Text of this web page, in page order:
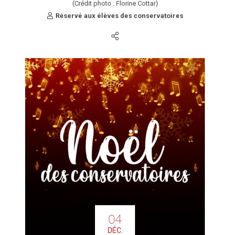
(Crédit photo : Florine Cottar)
Réservé aux élèves des conservatoires
04
DÉC.